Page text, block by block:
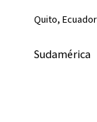
Quito, Ecuador
Sudamérica